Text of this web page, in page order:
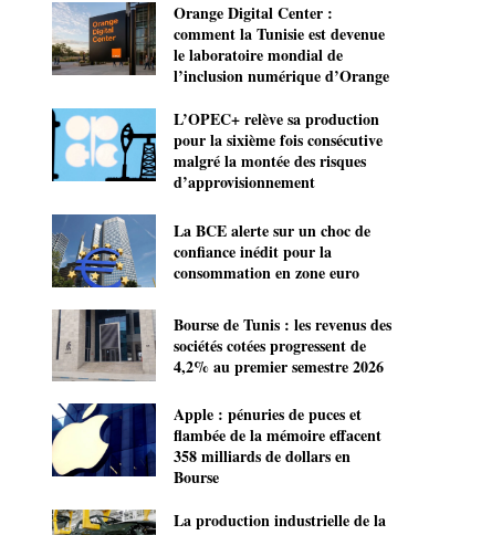
Orange Digital Center :
comment la Tunisie est devenue
le laboratoire mondial de
l’inclusion numérique d’Orange
L’OPEC+ relève sa production
pour la sixième fois consécutive
malgré la montée des risques
d’approvisionnement
La BCE alerte sur un choc de
confiance inédit pour la
consommation en zone euro
Bourse de Tunis : les revenus des
sociétés cotées progressent de
4,2% au premier semestre 2026
Apple : pénuries de puces et
flambée de la mémoire effacent
358 milliards de dollars en
Bourse
La production industrielle de la